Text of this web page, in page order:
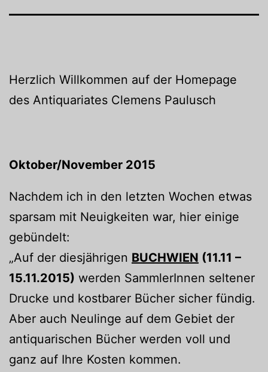
Herzlich Willkommen auf der Homepage
des Antiquariates Clemens Paulusch
Oktober/November 2015
Nachdem ich in den letzten Wochen etwas
sparsam mit Neuigkeiten war, hier einige
gebündelt:
„Auf der diesjährigen BUCHWIEN (11.11 –
15.11.2015) werden SammlerInnen seltener
Drucke und kostbarer Bücher sicher fündig.
Aber auch Neulinge auf dem Gebiet der
antiquarischen Bücher werden voll und
ganz auf Ihre Kosten kommen.